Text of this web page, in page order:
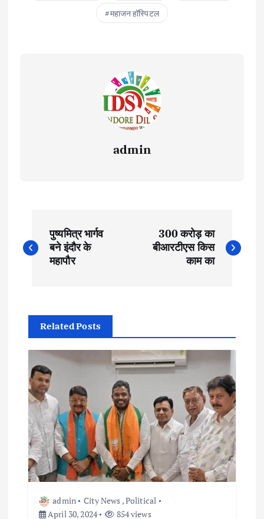
महाजन हॉस्पिटल
admin
o
t
n
a
v
g
a
पुष्यमित्र भार्गव
बने इंदौर के
महापौर
300 करोड़ का
बीआरटीएस किस
काम का
Related Posts
admin City News ,Political
April 30, 2024
854 views